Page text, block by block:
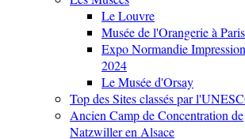
Le Louvre
Musée de l'Orangerie à Paris
Expo Normandie
2024
Le Musée d'Orsay
Top des Sites classés par
Ancien Camp de Concentration de
Natzwiller en Alsace